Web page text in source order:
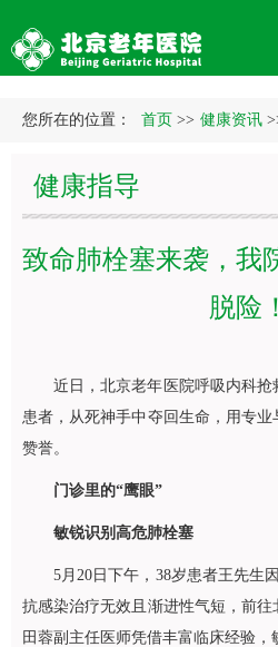
您所在的位置： 首页 >> 健康资讯
健康指导
致命肺栓塞来袭，我
脱险！
近日，北京老年医院呼吸内科抢
患者，从死神手中夺回生命，用专
赞誉。
门诊里的“鹰眼”
敏锐识别高危肺栓塞
5月20日下午，38岁患者王先生
抗感染治疗无效且渐进性气短，前往
田蓉副主任医师凭借丰富临床经验，